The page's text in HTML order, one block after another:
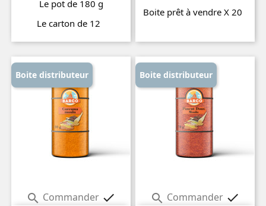
Le pot de 180 g
Le carton de 12
Prix
Boite prêt à vendre X 20
 Commander 
Boite distributeur
 Commander 
Boite distributeur